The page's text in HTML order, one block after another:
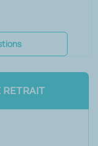
RETRAIT